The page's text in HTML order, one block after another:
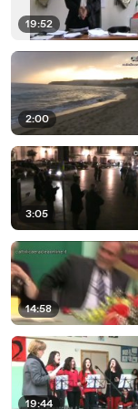
19:52
2:00
3:05
14:58
19:44